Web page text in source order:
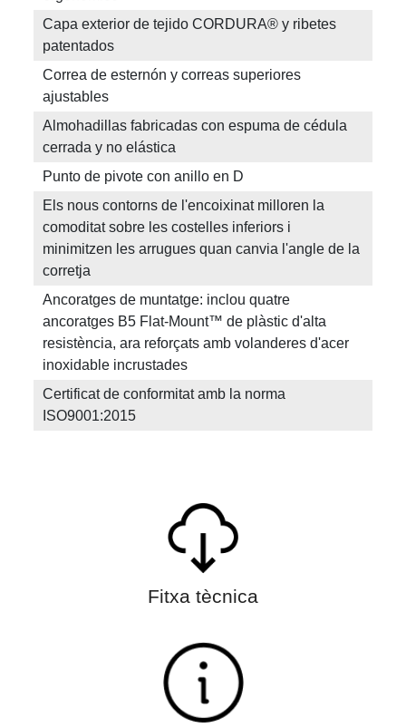
Capa exterior de tejido CORDURA® y ribetes
patentados
Correa de esternón y correas superiores
ajustables
Almohadillas fabricadas con espuma de cédula
cerrada y no elástica
Punto de pivote con anillo en D
Els nous contorns de l'encoixinat milloren la
comoditat sobre les costelles inferiors i
minimitzen les arrugues quan canvia l'angle de la
corretja
Ancoratges de muntatge: inclou quatre
ancoratges B5 Flat-Mount™ de plàstic d'alta
resistència, ara reforçats amb volanderes d'acer
inoxidable incrustades
Certificat de conformitat amb la norma
ISO9001:2015
Fitxa tècnica